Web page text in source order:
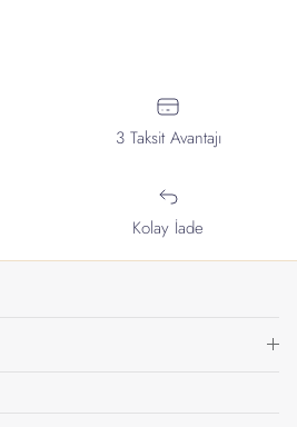
3 Taksit Avantajı
Kolay İade